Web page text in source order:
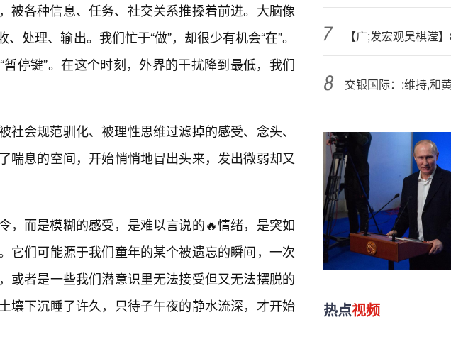
被各种信息、任务、社交关系推搡着前进。大脑像
处理、输出。我们忙于“做”，却很少有机会“在”。
停键”。在这个时刻，外界的干扰降到最低，我们
社会规范驯化、被理性思维过滤掉的感受、念头、
喘息的空间，开始悄悄地冒出头来，发出微弱却又
，而是模糊的感受，是难以言说的🔥情绪，是突如
它们可能源于我们童年的某个被遗忘的瞬间，一次
或者是一些我们潜意识里无法接受但又无法摆脱的
壤下沉睡了许久，只待子午夜的静水流深，才开始
热点视频